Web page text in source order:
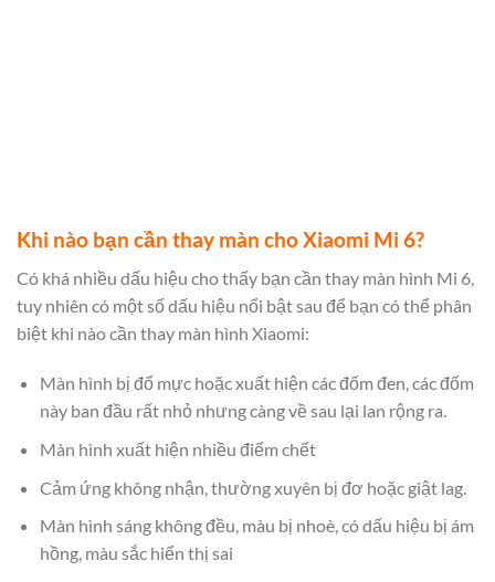
Khi nào bạn cần thay màn cho Xiaomi Mi 6?
Có khá nhiều dấu hiệu cho thấy bạn cần thay màn hình Mi 6,
tuy nhiên có một số dấu hiệu nổi bật sau để bạn có thể phân
biệt khi nào cần thay màn hình Xiaomi:
Màn hình bị đổ mực hoặc xuất hiện các đốm đen, các đốm
này ban đầu rất nhỏ nhưng càng về sau lại lan rộng ra.
Màn hình xuất hiện nhiều điểm chết
Cảm ứng không nhận, thường xuyên bị đơ hoặc giật lag.
Màn hình sáng không đều, màu bị nhoè, có dấu hiệu bị ám
hồng, màu sắc hiển thị sai